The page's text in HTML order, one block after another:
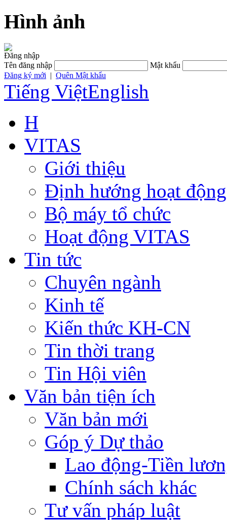
Hình ảnh
Đăng nhập
Tên đăng nhập
Mật khẩu
Đăng ký mới | Quên Mật khẩu
Tiếng ViệtEnglish
H
VITAS
Giới thiệu
Định hướng hoạt động
Bộ máy tổ chức
Hoạt động VITAS
Tin tức
Chuyên ngành
Kinh tế
Kiến thức KH-CN
Tin thời trang
Tin Hội viên
Văn bản tiện ích
Văn bản mới
Góp ý Dự thảo
Lao động-Tiền
Chính sách khác
Tư vấn pháp luật